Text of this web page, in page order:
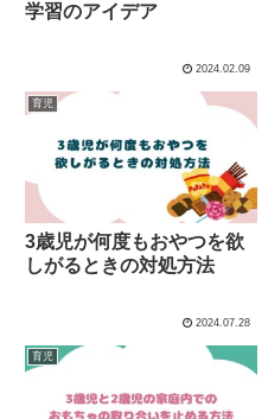
学習のアイデア
2024.02.09
育児
3歳児が何度もおやつを欲
しがるときの対処方法
2024.07.28
育児